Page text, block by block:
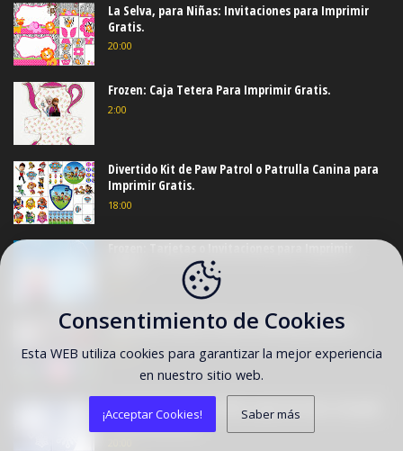
La Selva, para Niñas: Invitaciones para Imprimir
Gratis.
20:00
Frozen: Caja Tetera Para Imprimir Gratis.
2:00
Divertido Kit de Paw Patrol o Patrulla Canina para
Imprimir Gratis.
18:00
Ideas para decorar fiestas de Mickey y Minnie.
Tutorial para hacer bellos copos de nieve, de papel.
Con 34 Plantillas.
Consentimiento de Cookies
Esta WEB utiliza cookies para garantizar la mejor experiencia
en nuestro sitio web.
¡Acceptar Cookies! Saber más